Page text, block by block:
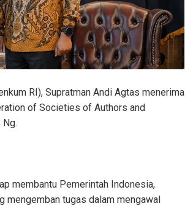
RI), Supratman Andi Agtas menerima
of Societies of Authors and
membantu Pemerintah Indonesia,
mengemban tugas dalam mengawal